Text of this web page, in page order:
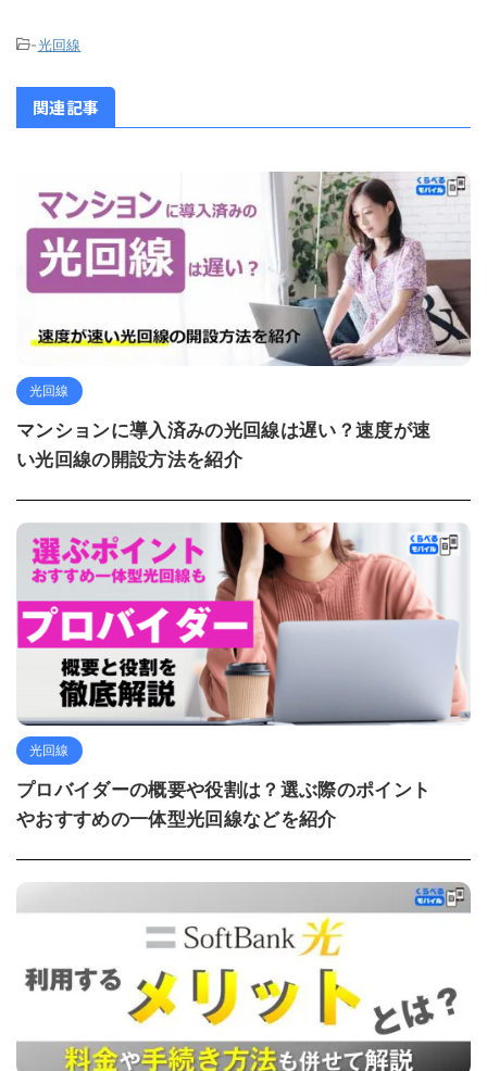
-光回線
関連記事
光回線
マンションに導入済みの光回線は遅い？速度が速
い光回線の開設方法を紹介
光回線
プロバイダーの概要や役割は？選ぶ際のポイント
やおすすめの一体型光回線などを紹介